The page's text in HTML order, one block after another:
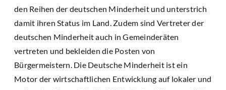
den Reihen der deutschen Minderheit und unterstrich
damit ihren Status im Land. Zudem sind Vertreter der
deutschen Minderheit auch in Gemeinderäten
vertreten und bekleiden die Posten von
Bürgermeistern. Die Deutsche Minderheit ist ein
Motor der wirtschaftlichen Entwicklung auf lokaler und